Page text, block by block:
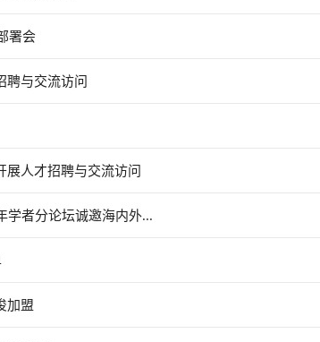
署会
与交流访问
人才招聘与交流访问
学者分论坛诚邀海内外...
加盟